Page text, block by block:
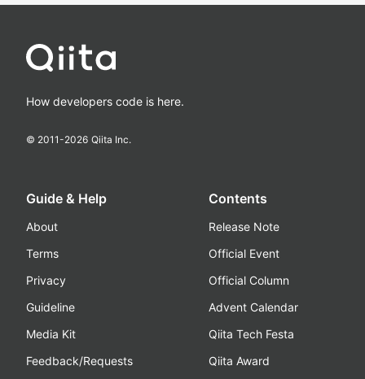
How developers code is here.
© 2011-2026 Qiita Inc.
Guide & Help
About
Terms
Privacy
Guideline
Media Kit
Feedback/Requests
Contents
Release Note
Official Event
Official Column
Advent Calendar
Qiita Tech Festa
Qiita Award